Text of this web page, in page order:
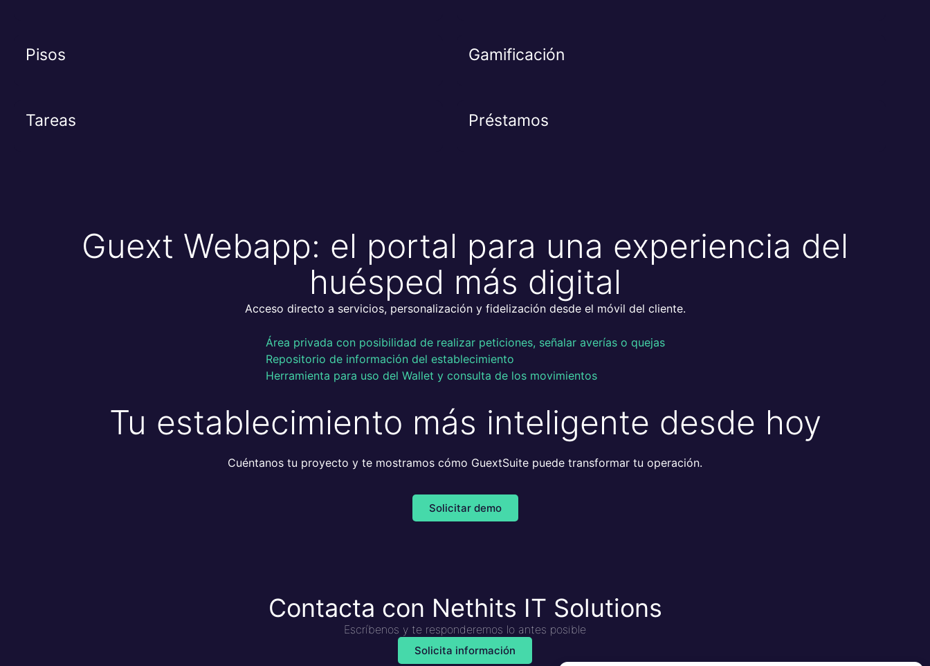
Pisos
Tareas
Gamificación
Préstamos
Guext Webapp: el portal para una experiencia del
huésped más digital
Acceso directo a servicios, personalización y fidelización desde el móvil del cliente.
Área privada con posibilidad de realizar peticiones, señalar averías o quejas
Repositorio de información del establecimiento
Herramienta para uso del Wallet y consulta de los movimientos
Tu establecimiento más inteligente desde hoy
Cuéntanos tu proyecto y te mostramos cómo GuextSuite puede transformar tu operación.
Solicitar demo
Contacta con Nethits IT Solutions
Escríbenos y te responderemos lo antes posible
Solicita información